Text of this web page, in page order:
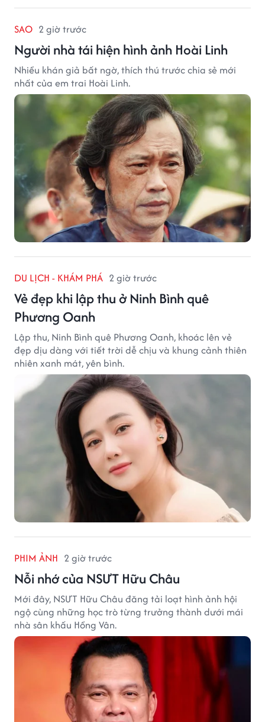
SAO 2 giờ trước
Người nhà tái hiện hình ảnh Hoài Linh
Nhiều khán giả bất ngờ, thích thú trước chia sẻ mới
nhất của em trai Hoài Linh.
DU LỊCH - KHÁM PHÁ 2 giờ trước
Vẻ đẹp khi lập thu ở Ninh Bình quê
Phương Oanh
Lập thu, Ninh Bình quê Phương Oanh, khoác lên vẻ
đẹp dịu dàng với tiết trời dễ chịu và khung cảnh thiên
nhiên xanh mát, yên bình.
PHIM ẢNH 2 giờ trước
Nỗi nhớ của NSƯT Hữu Châu
Mới đây, NSƯT Hữu Châu đăng tải loạt hình ảnh hội
ngộ cùng những học trò từng trưởng thành dưới mái
nhà sân khấu Hồng Vân.